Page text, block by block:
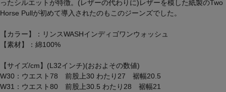
ったシルエットが特徴。(レザーの代わりに)レザーを模した紙製のTwo
Horse Pullが初めて導入されたのもこのジーンズでした。
【カラー】：リンスWASHインディゴワンウォッシュ
【素材】：綿100%
【サイズ/cm】(L32インチ)(おおよその数値)
W30：ウエスト78 前股上30 わたり27 裾幅20.5
W31：ウエスト80 前股上30.5 わたり28 裾幅21